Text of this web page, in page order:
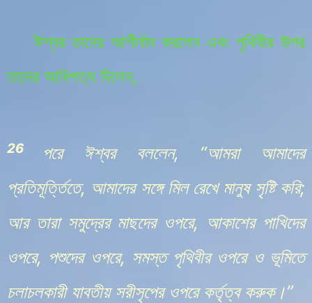
ঈশ্বর তাদের আশীর্বাদ করলেন এবং পৃথিবীর উপর
তাদের আধিপত্য দিলেন,
26
পরে ঈশ্বর বললেন, “আমরা আমাদের
প্রতিমূর্ত্তিতে, আমাদের সঙ্গে মিল রেখে মানুষ সৃষ্টি করি;
আর তারা সমুদ্রের মাছদের ওপরে, আকাশের পাখিদের
ওপরে, পশুদের ওপরে, সমস্ত পৃথিবীর ওপরে ও ভূমিতে
চলাচলকারী যাবতীয় সরীসৃপের ওপরে কর্তৃত্ব করুক।”